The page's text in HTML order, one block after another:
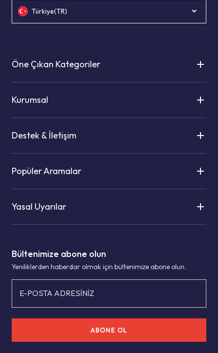
Bültenimize abone olun
Yeniliklerden haberdar olmak için bültenimize abone olun.
E-POSTA ADRESİNİZ
ABONE OL
Türkiye(TR)
Öne Çıkan Kategoriler
Kurumsal
Destek & İletişim
Popüler Aramalar
Yasal Uyarılar